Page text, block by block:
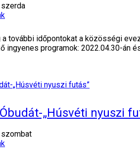
további időpontokat a közösségi
ingyenes programok: 2022.04.30-án
„Húsvéti nyuszi